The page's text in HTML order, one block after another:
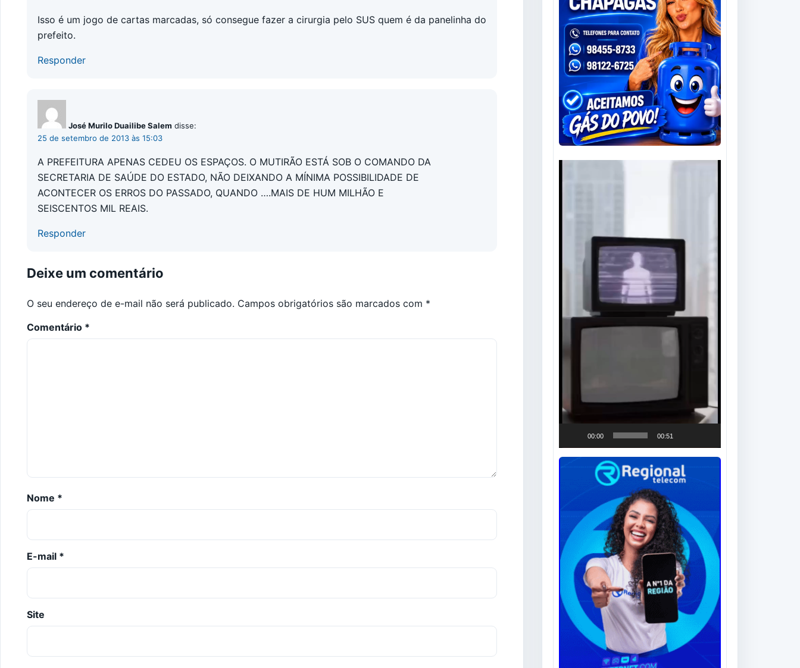
Isso é um jogo de cartas marcadas, só consegue fazer a cirurgia pelo SUS quem é da panelinha do
prefeito.
Responder
José Murilo Duailibe Salem disse:
25 de setembro de 2013 às 15:03
A PREFEITURA APENAS CEDEU OS ESPAÇOS. O MUTIRÃO ESTÁ SOB O COMANDO DA
SECRETARIA DE SAÚDE DO ESTADO, NÃO DEIXANDO A MÍNIMA POSSIBILIDADE DE
ACONTECER OS ERROS DO PASSADO, QUANDO ….MAIS DE HUM MILHÃO E
SEISCENTOS MIL REAIS.
Responder
Deixe um comentário
O seu endereço de e-mail não será publicado. Campos obrigatórios são marcados com *
Comentário *
Nome *
E-mail *
Site
00:00 00:51